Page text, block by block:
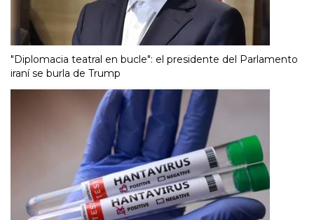
"Diplomacia teatral en bucle": el presidente del Parlamento
iraní se burla de Trump